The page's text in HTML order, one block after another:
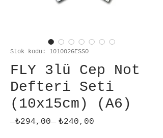
Stok kodu: 101002GESSO
FLY 3lü Cep Not
Defteri Seti
(10x15cm) (A6)
₺294,00 Normal
₺240,00